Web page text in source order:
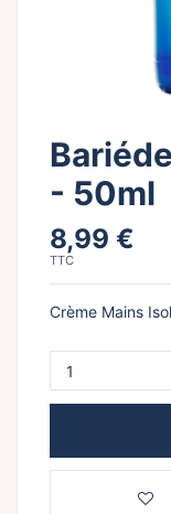
- 50ml
8,99 €
TTC
Crème Mains